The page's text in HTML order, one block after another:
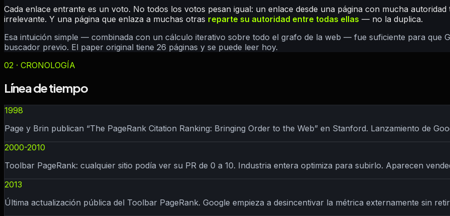
Cada enlace entrante es un voto. No todos los votos pesan igual: un enlace desde una página con mucha
irrelevante. Y una página que enlaza a muchas otras reparte su autoridad entre todas ellas — no la duplica.
Esa intuición simple — combinada con un cálculo iterativo sobre todo el grafo de la web — fue suficiente para que
buscador previo. El paper original tiene 26 páginas y se puede leer hoy.
02 · CRONOLOGÍA
Línea de tiempo
1998
Page y Brin publican “The PageRank Citation Ranking: Bringing Order to the Web” en Stanford. Lanzamiento de
2000-2010
Toolbar PageRank: cualquier sitio podía ver su PR de 0 a 10. Industria entera optimiza para subirlo. Aparecen
2013
Última actualización pública del Toolbar PageRank. Google empieza a desincentivar la métrica externamente sin